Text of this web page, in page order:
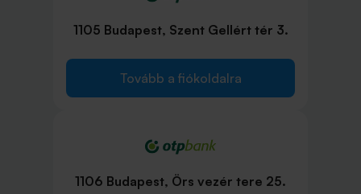
1105 Budapest, Szent Gellért tér 3.
Tovább a fiókoldalra
1106 Budapest, Örs vezér tere 25.